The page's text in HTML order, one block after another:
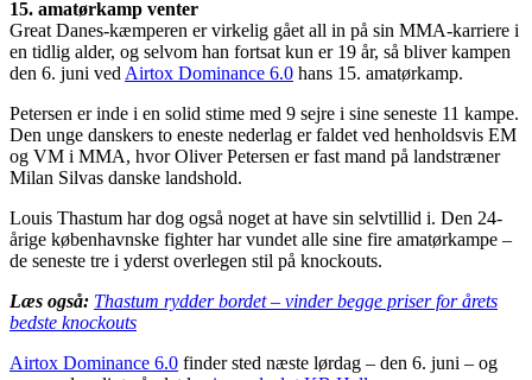
15. amatørkamp venter
Great Danes-kæmperen er virkelig gået all in på sin MMA-karriere i
en tidlig alder, og selvom han fortsat kun er 19 år, så bliver kampen
den 6. juni ved Airtox Dominance 6.0 hans 15. amatørkamp.
Petersen er inde i en solid stime med 9 sejre i sine seneste 11 kampe.
Den unge danskers to eneste nederlag er faldet ved henholdsvis EM
og VM i MMA, hvor Oliver Petersen er fast mand på landstræner
Milan Silvas danske landshold.
Louis Thastum har dog også noget at have sin selvtillid i. Den 24-
årige københavnske fighter har vundet alle sine fire amatørkampe –
de seneste tre i yderst overlegen stil på knockouts.
Læs også: Thastum rydder bordet – vinder begge priser for årets
bedste knockouts
Airtox Dominance 6.0 finder sted næste lørdag – den 6. juni – og